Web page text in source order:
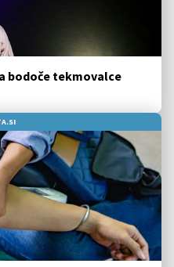
bodoče tekmovalce